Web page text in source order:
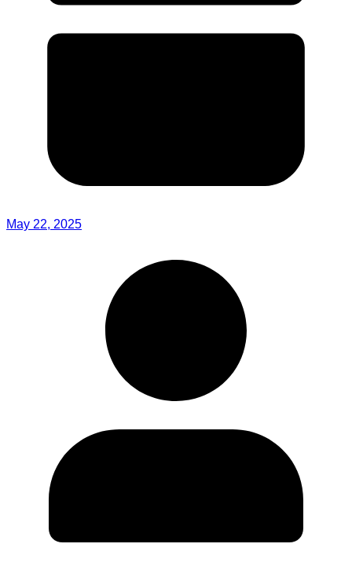
May 22, 2025